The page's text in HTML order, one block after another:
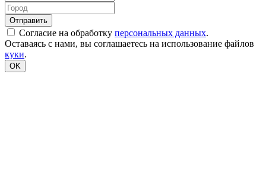
Согласие на обработку персональных данных.
Оставаясь с нами, вы соглашаетесь на использование файлов
куки.
OK